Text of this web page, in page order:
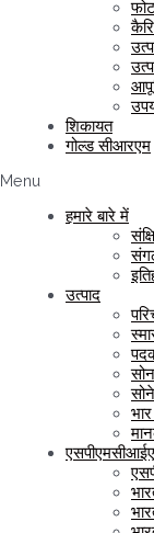
शिकायत
गोल्ड सीआरएम
Menu
हमारे बारे में
उत्पाद